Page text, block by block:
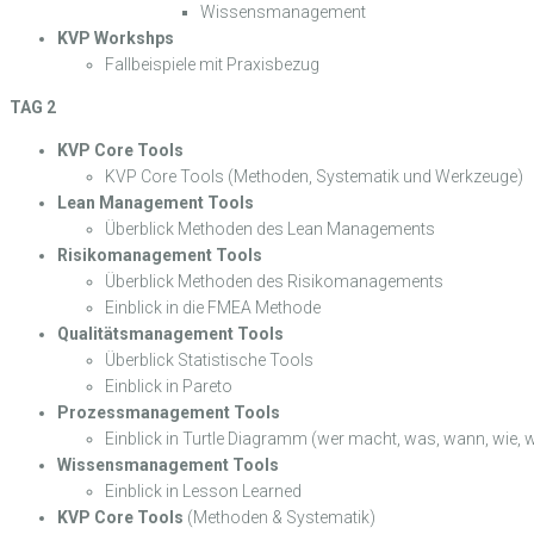
Wissensmanagement
KVP Workshps
Fallbeispiele mit Praxisbezug
TAG 2
KVP Core Tools
KVP Core Tools (Methoden, Systematik und Werkzeuge)
Lean Management Tools
Überblick Methoden des Lean Managements
Risikomanagement Tools
Überblick Methoden des Risikomanagements
Einblick in die FMEA Methode
Qualitätsmanagement Tools
Überblick Statistische Tools
Einblick in Pareto
Prozessmanagement Tools
Einblick in Turtle Diagramm (wer macht, was, wann, wie,
Wissensmanagement Tools
Einblick in Lesson Learned
KVP Core Tools (Methoden & Systematik)